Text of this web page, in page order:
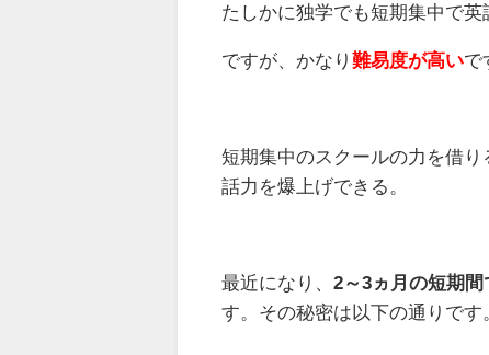
たしかに独学でも短期集中で英
ですが、かなり難易度が高いで
短期集中のスクールの力を借
話力を爆上げできる。
最近になり、2～3ヵ月の短期
す。その秘密は以下の通りです